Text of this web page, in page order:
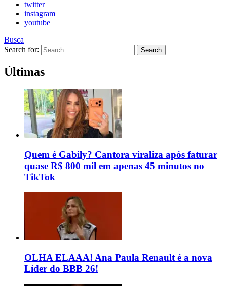
twitter
instagram
youtube
Busca
Search for:
Search
Últimas
Quem é Gabily? Cantora viraliza após faturar
quase R$ 800 mil em apenas 45 minutos no
TikTok
OLHA ELAAA! Ana Paula Renault é a nova
Líder do BBB 26!